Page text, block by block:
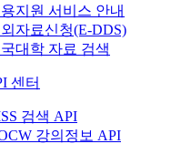
지원 서비스 안내
자료신청(E-DDS)
대학 자료 검색
센터
검색 API
강의정보 API